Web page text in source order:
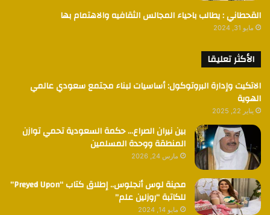
القحطاني : يطالب باحياء المجالس الثقافيه والاهتمام بها
مايو 31, 2024
الأكثر تعليقا
الاتكيت وإدارة البروتوكول: أساسيات لبناء مجتمع سعودي عالمي
الهوية
يناير 22, 2025
بين نيران الصراع… حكمة السعودية تحمي توازن
المنطقة ووحدة المسلمين
مارس 24, 2026
مدينة لوس أنجلوس.. إطلاق كتاب “Preyed Upon”
للكاتبة “روزلين علم”
مايو 14, 2024